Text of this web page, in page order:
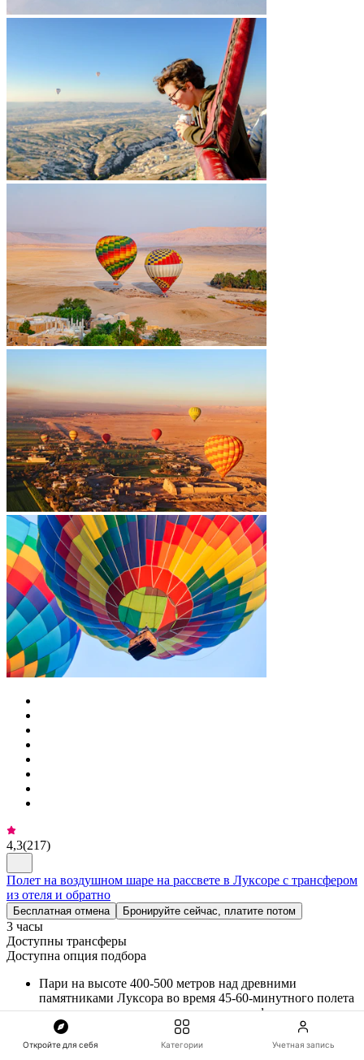
Откройте для себя Категории Учетная запись
4,3(217)
Полет на воздушном шаре на рассвете в Луксоре с трансфером
из отеля и обратно
Бесплатная отмена Бронируйте сейчас, платите потом
3 часы
Доступны трансферы
Доступна опция подбора
Пари на высоте 400-500 метров над древними
памятниками Луксора во время 45-60-минутного полета
на рассветном воздушном шаре с сертифицированным
оператором.